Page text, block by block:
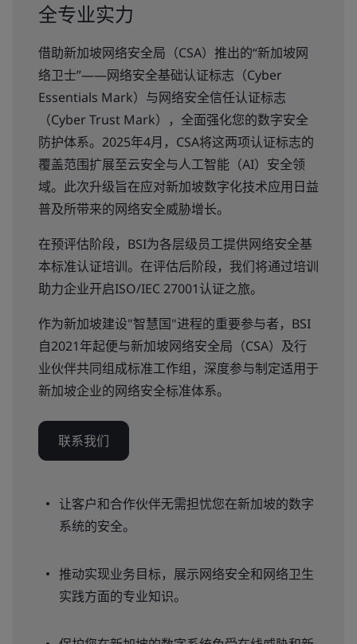
全专业实力
借助新加坡网络安全局（CSA）推出的“新加坡网
络卫士”——网络安全基础认证标志（Cyber
Essentials Mark）与网络安全信任认证标志
（Cyber Trust Mark），全面强化您的数字安全
防护体系。2025年4月，CSA将这两项认证标志的
覆盖范围扩展至云安全与人工智能（AI）安全领
域。此次升级旨在应对新加坡数字化技术应用日益
普及所带来的网络安全威胁增长。
在预评估阶段，BSI为各层级员工提供网络安全基
本标准认证培训。在评估后阶段，我们将通过培训
助力企业开启ISO/IEC 27001认证之旅。
作为新加坡建设"智慧国"进程的重要参与者，BSI
自2021年起便与新加坡网络安全局（CSA）及行
业伙伴共同组成标准工作组，深度参与制定适用于
新加坡企业的网络安全标准体系。
联系我们
让客户和合作伙伴无需担忧您在新加坡的数字
系统的安全。
推动实现业务目标，展示网络安全和网络卫生
实践方面的专业知识。